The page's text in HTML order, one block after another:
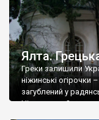
Ялта.
Греки залишили
ніжинські огірочки
загублений у
Ніжин греки?